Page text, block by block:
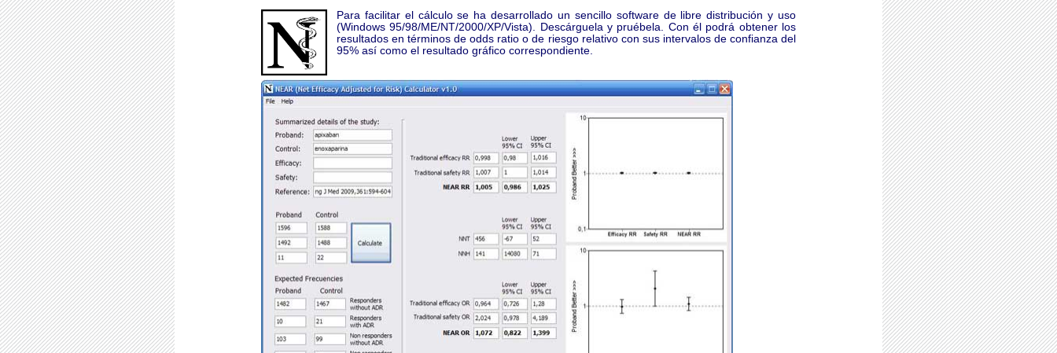
Para facilitar el cálculo se ha desarrollado un sencillo software de libre distribución y uso
(Windows 95/98/ME/NT/2000/XP/Vista). Descárguela y pruébela. Con él podrá obtener los
resultados en términos de odds ratio o de riesgo relativo con sus intervalos de confianza del
95% así como el resultado gráfico correspondiente.